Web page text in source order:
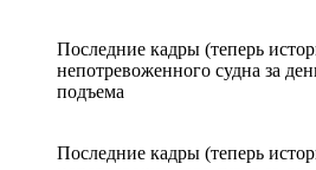
Последние кадры (теперь
непотревоженного судна за
подъема
Последние кадры (теперь